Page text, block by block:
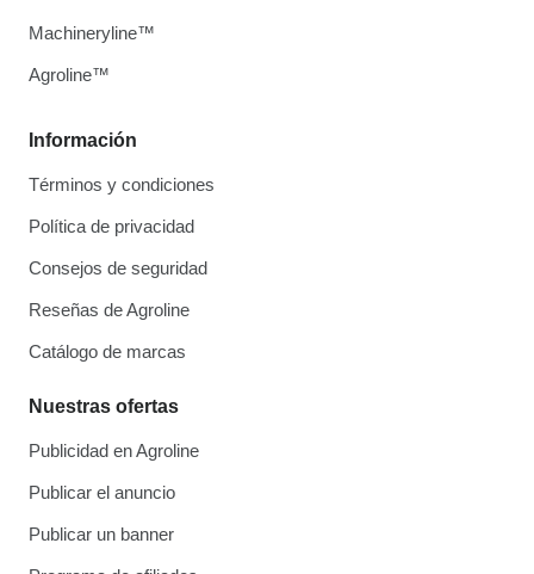
Información
Términos y condiciones
Política de privacidad
Consejos de seguridad
Reseñas de Agroline
Catálogo de marcas
Nuestras ofertas
Publicidad en Agroline
Publicar el anuncio
Publicar un banner
Machineryline™
Agroline™